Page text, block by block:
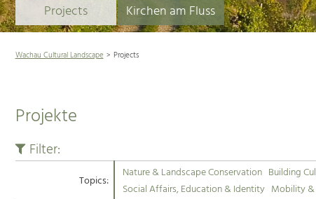
Projects
Kirchen am Fluss
Wachau Cultural Landscape Projects
Projekte
Filter:
Topics: Nature & Landscape Conservation Building
Social Affairs, Education & Identity Mobility &